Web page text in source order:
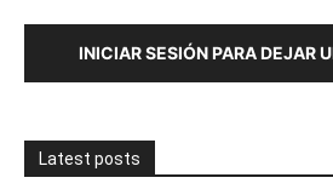
INICIAR SESIÓN PARA DEJAR
Latest posts